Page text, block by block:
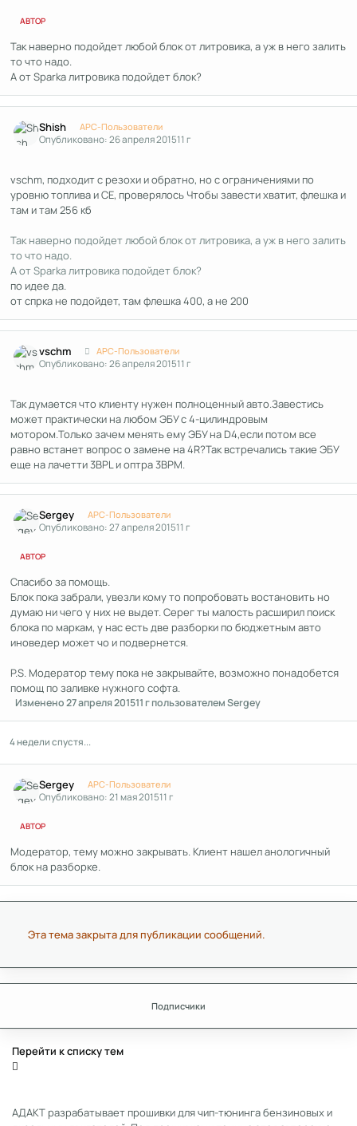
АВТОР
Так наверно подойдет любой блок от литровика, а уж в него залить
то что надо.
А от Sparka литровика подойдет блок?
Shish APC-Пользователи
Опубликовано:26 апреля 201511 г
vschm, подходит с резохи и обратно, но с ограничениями по
уровню топлива и СЕ, проверялось Чтобы завести хватит, флешка и
там и там 256 кб
Так наверно подойдет любой блок от литровика, а уж в него залить
то что надо.
А от Sparka литровика подойдет блок?
по идее да.
от спрка не подойдет, там флешка 400, а не 200
vschm APC-Пользователи
Опубликовано:26 апреля 201511 г
Так думается что клиенту нужен полноценный авто.Завестись
может практически на любом ЭБУ с 4-цилиндровым
мотором.Только зачем менять ему ЭБУ на D4,если потом все
равно встанет вопрос о замене на 4R?Так встречались такие ЭБУ
еще на лачетти 3BPL и оптра 3BPM.
Sergey APC-Пользователи
Опубликовано:27 апреля 201511 г
АВТОР
Спасибо за помощь.
Блок пока забрали, увезли кому то попробовать востановить но
думаю ни чего у них не выдет. Серег ты малость расширил поиск
блока по маркам, у нас есть две разборки по бюджетным авто
иноведер может чо и подвернется.
P.S. Модератор тему пока не закрывайте, возможно понадобется
помощ по заливке нужного софта.
Изменено27 апреля 201511 гпользователем Sergey
4 недели спустя...
Sergey APC-Пользователи
Опубликовано:21 мая 201511 г
АВТОР
Модератор, тему можно закрывать. Клиент нашел анологичный
блок на разборке.
Эта тема закрыта для публикации сообщений.
Подписчики
Перейти к списку тем
АДАКТ разрабатывает прошивки для чип-тюнинга бензиновых и